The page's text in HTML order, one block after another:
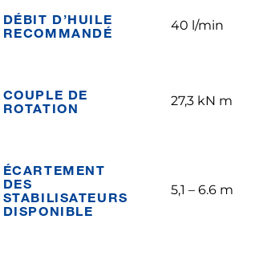
DÉBIT D’HUILE
RECOMMANDÉ
40 l/min
COUPLE DE
ROTATION
27,3 kN m
ÉCARTEMENT
DES
STABILISATEURS
DISPONIBLE
5,1 – 6.6 m